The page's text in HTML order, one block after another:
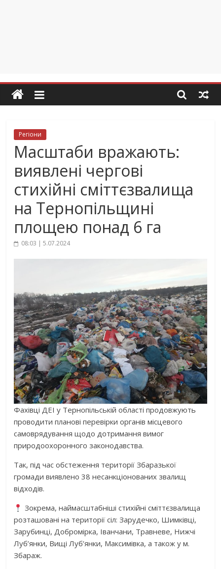
Регіони
Масштаби вражають:
виявлені чергові
стихійні сміттєзвалища
на Тернопільщині
площею понад 6 га
08:03 | 5.07.2024
Фахівці ДЕІ у Тернопільській області продовжують
проводити планові перевірки органів місцевого
самоврядування щодо дотримання вимог
природоохоронного законодавства.
Так, під час обстеження території Збаразької
громади виявлено 38 несанкціонованих звалищ
відходів.
Зокрема, наймасштабніші стихійні сміттєзвалища
розташовані на території сіл: Зарудечко, Шимківці,
Зарубинці, Добромірка, Іванчани, Травневе, Нижчі
Луб’янки, Вищі Луб’янки, Максимівка, а також у м.
Збараж.